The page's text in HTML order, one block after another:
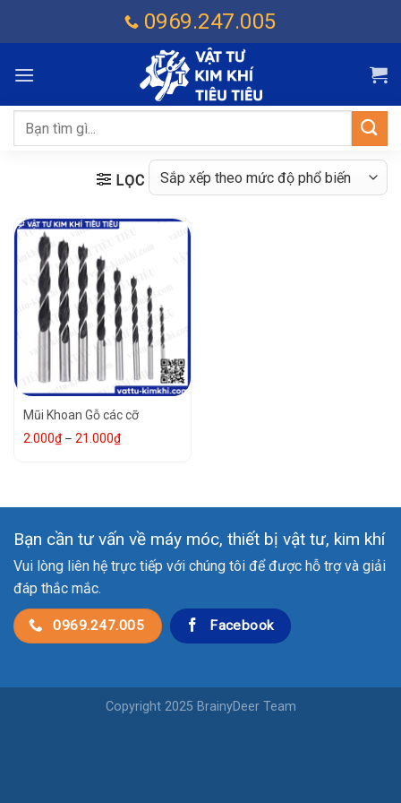
dung
0969.247.005
Tìm
kiếm:
LỌC
Mũi Khoan Gỗ các cỡ
2.000₫ – 21.000₫Khoảng
giá:
Bạn cần tư vấn về máy móc, thiết bị vật tư, kim khí
Vui lòng liên hệ trực tiếp với chúng tôi để được hỗ trợ và giải
đáp thắc mắc.
0969.247.005 Facebook
Copyright 2025 BrainyDeer Team